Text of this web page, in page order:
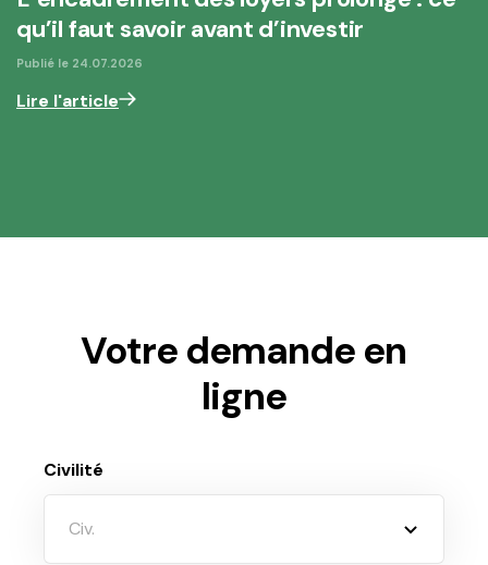
qu’il faut savoir avant d’investir
Publié le 24.07.2026
Lire l'article
Votre demande en
ligne
Civilité
Civ.